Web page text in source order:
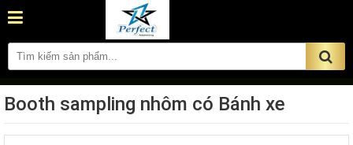
Booth sampling nhôm có Bánh xe